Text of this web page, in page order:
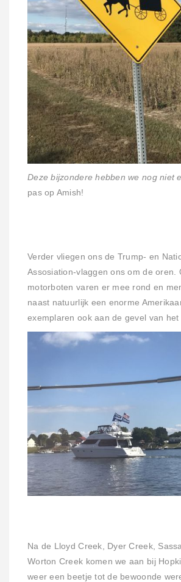
Deze bijzondere hebben we nog niet
pas op Amish!
Verder vliegen ons de Trump- en
Assosiation-vlaggen ons om de oren.
motorboten varen er mee rond en
naast natuurlijk een enorme
exemplaren ook aan de gevel van
Na de Lloyd Creek, Dyer Creek,
Worton Creek komen we aan bij
weer een beetje tot de bewoonde